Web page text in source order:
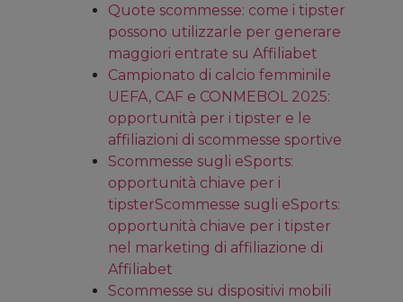
Quote scommesse: come i tipster
possono utilizzarle per generare
maggiori entrate su Affiliabet
Campionato di calcio femminile
UEFA, CAF e CONMEBOL 2025:
opportunità per i tipster e le
affiliazioni di scommesse sportive
Scommesse sugli eSports:
opportunità chiave per i
tipsterScommesse sugli eSports:
opportunità chiave per i tipster
nel marketing di affiliazione di
Affiliabet
Scommesse su dispositivi mobili